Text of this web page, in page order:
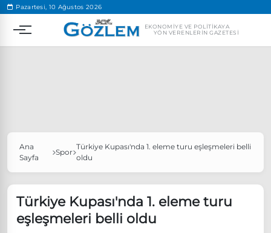
Pazartesi, 10 Ağustos 2026
EKONOMIYE VE POLITIKAYA
YÖN VERENLERIN GAZETESI
Popüler Aramalar
Özgür Özel, Ekrem İmamoğlu’nu ziyaret edecek
Ünlü çift bir etkinliğe daha katılmama kararı aldı
Ana
Sayfa
Spor
Türkiye Kupası'nda 1. eleme turu eşleşmeleri belli
oldu
Türkiye Kupası'nda 1. eleme turu
eşleşmeleri belli oldu